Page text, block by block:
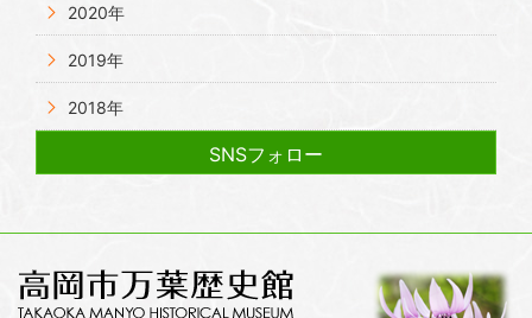
2020年
2019年
2018年
SNSフォロー